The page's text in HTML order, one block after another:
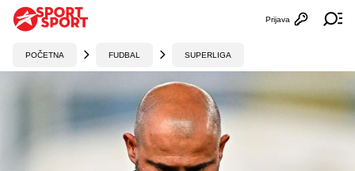
Otvori
Prijava
POČETNA FUDBAL SUPERLIGA